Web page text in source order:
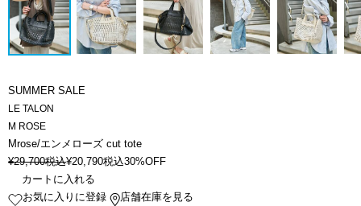
SUMMER SALE
LE TALON
M ROSE
Mrose/エンメローズ cut tote
¥29,700税込¥20,790税込30%OFF
カートに入れる
お気に入りに登録
店舗在庫を見る